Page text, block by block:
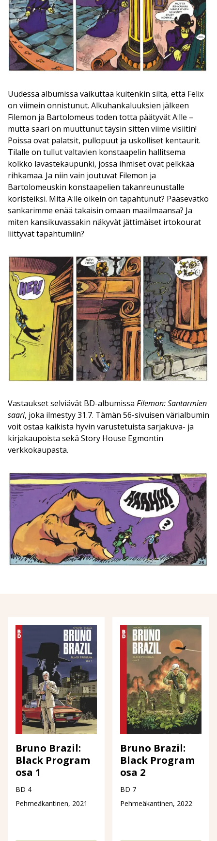
Uudessa albumissa vaikuttaa kuitenkin siltä, että Felix
on viimein onnistunut. Alkuhankaluuksien jälkeen
Filemon ja Bartolomeus toden totta päätyvät A:lle –
mutta saari on muuttunut täysin sitten viime visiitin!
Poissa ovat palatsit, pullopuut ja uskolliset kentaurit.
Tilalle on tullut valtavien konstaapelin hallitsema
kolkko lavastekaupunki, jossa ihmiset ovat pelkkää
rihkamaa. Ja niin vain joutuvat Filemon ja
Bartolomeuskin konstaapelien takanreunustalle
koristeiksi. Mitä A:lle oikein on tapahtunut? Pääsevätkö
sankarimme enää takaisin omaan maailmaansa? Ja
miten kansikuvassakin näkyvät jättimäiset irtokourat
liittyvät tapahtumiin?
Vastaukset selviävät BD-albumissa Filemon: Santarmien
saari, joka ilmestyy 31.7. Tämän 56-sivuisen värialbumin
voit ostaa kaikista hyvin varustetuista sarjakuva- ja
kirjakaupoista sekä Story House Egmontin
verkkokaupasta.
Bruno Brazil:
Black Program
osa 1
BD 4
Pehmeäkantinen, 2021
Bruno Brazil:
Black Program
osa 2
BD 7
Pehmeäkantinen, 2022